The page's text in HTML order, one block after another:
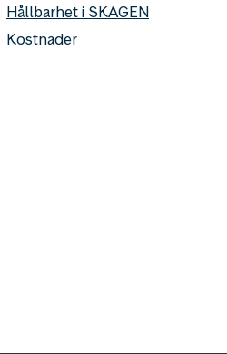
Hållbarhet i SKAGEN
Kostnader